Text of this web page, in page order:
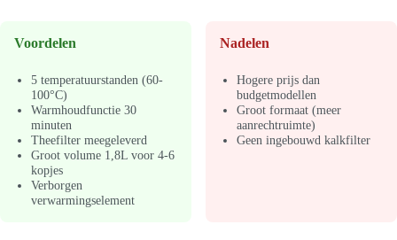
Voordelen
5 temperatuurstanden (60-
100°C)
Warmhoudfunctie 30
minuten
Theefilter meegeleverd
Groot volume 1,8L voor 4-6
kopjes
Verborgen
verwarmingselement
Nadelen
Hogere prijs dan
budgetmodellen
Groot formaat (meer
aanrechtruimte)
Geen ingebouwd kalkfilter